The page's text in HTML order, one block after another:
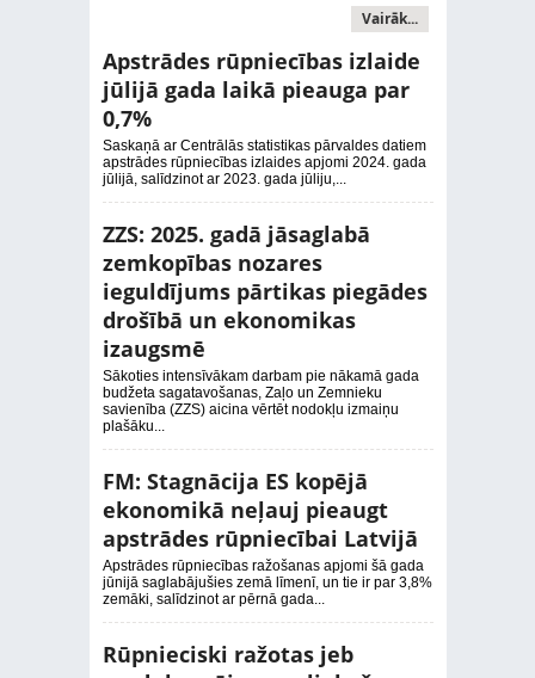
Vairāk...
Apstrādes rūpniecības izlaide
jūlijā gada laikā pieauga par
0,7%
Saskaņā ar Centrālās statistikas pārvaldes datiem
apstrādes rūpniecības izlaides apjomi 2024. gada
jūlijā, salīdzinot ar 2023. gada jūliju,...
ZZS: 2025. gadā jāsaglabā
zemkopības nozares
ieguldījums pārtikas piegādes
drošībā un ekonomikas
izaugsmē
Sākoties intensīvākam darbam pie nākamā gada
budžeta sagatavošanas, Zaļo un Zemnieku
savienība (ZZS) aicina vērtēt nodokļu izmaiņu
plašāku...
FM: Stagnācija ES kopējā
ekonomikā neļauj pieaugt
apstrādes rūpniecībai Latvijā
Apstrādes rūpniecības ražošanas apjomi šā gada
jūnijā saglabājušies zemā līmenī, un tie ir par 3,8%
zemāki, salīdzinot ar pērnā gada...
Rūpnieciski ražotas jeb